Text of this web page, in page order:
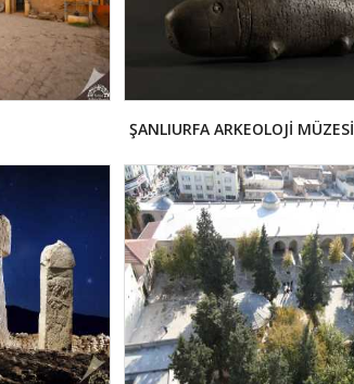
ŞANLIURFA ARKEOLOJİ MÜZESİ